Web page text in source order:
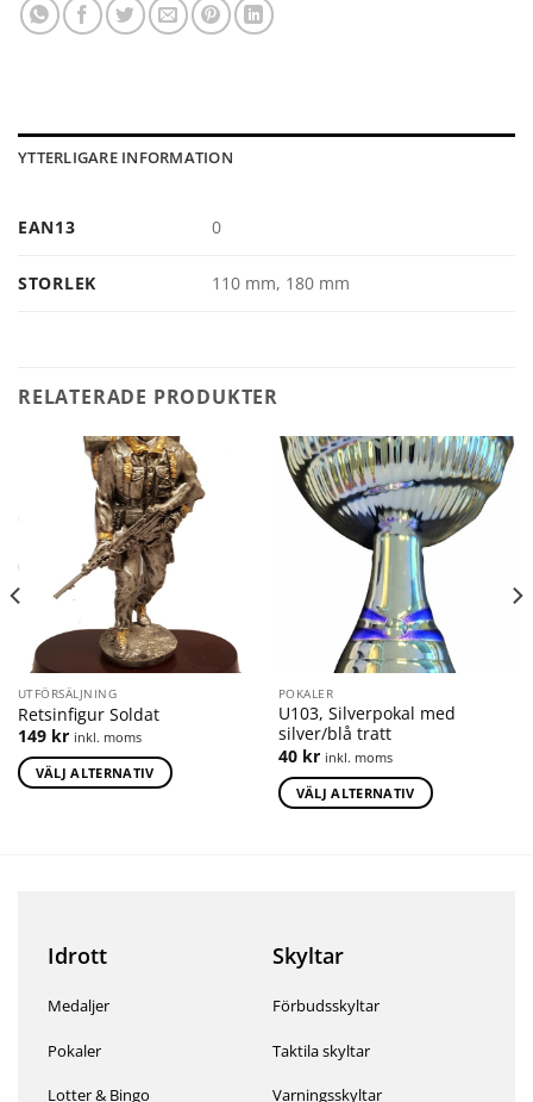
YTTERLIGARE INFORMATION
EAN13 0
STORLEK 110 mm, 180 mm
RELATERADE PRODUKTER
UTFÖRSÄLJNING
Retsinfigur Soldat
149 kr inkl. moms
VÄLJ ALTERNATIV
POKALER
U103, Silverpokal med
silver/blå tratt
40 kr inkl. moms
VÄLJ ALTERNATIV
Idrott
Medaljer
Pokaler
Lotter & Bingo
Skyltar
Förbudsskyltar
Taktila skyltar
Varningsskyltar